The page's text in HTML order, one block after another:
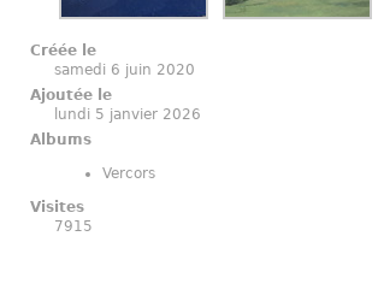
Créée le
samedi 6 juin 2020
Ajoutée le
lundi 5 janvier 2026
Albums
Vercors
Visites
7915